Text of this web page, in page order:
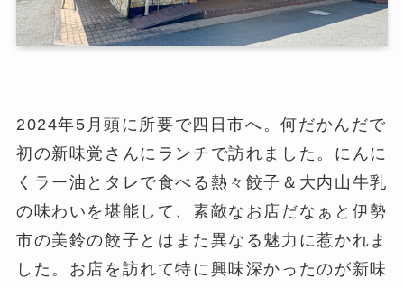
2024年5月頭に所要で四日市へ。何だかんだで
初の新味覚さんにランチで訪れました。にんに
くラー油とタレで食べる熱々餃子＆大内山牛乳
の味わいを堪能して、素敵なお店だなぁと伊勢
市の美鈴の餃子とはまた異なる魅力に惹かれま
した。お店を訪れて特に興味深かったのが新味